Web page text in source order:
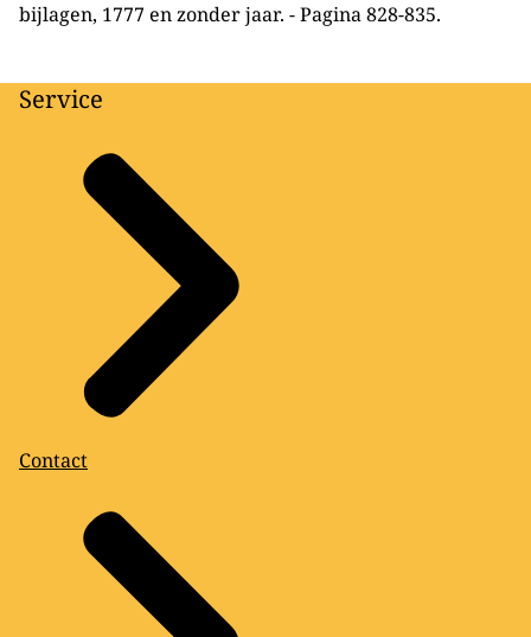
bijlagen, 1777 en zonder jaar. - Pagina 828-835.
Service
Contact